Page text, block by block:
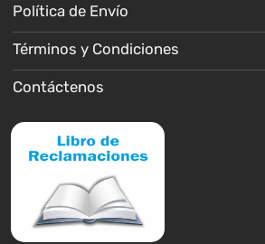
Política de Envío
Términos y Condiciones
Contáctenos